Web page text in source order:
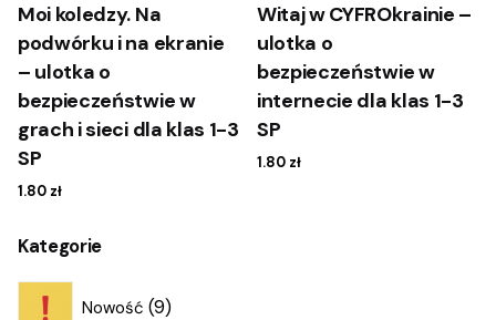
Kategorie
Nowość 9
9
Moi koledzy. Na
podwórku i na ekranie
– ulotka o
bezpieczeństwie w
grach i sieci dla klas 1-3
SP
1.80 zł
Witaj w CYFROkrainie –
ulotka o
bezpieczeństwie w
internecie dla klas 1-3
SP
1.80 zł